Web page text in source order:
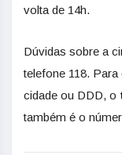
volta de 14h.
Dúvidas sobre a
telefone 118.
cidade ou DDD, o
também é o